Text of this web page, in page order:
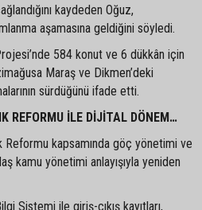
kaydeden Oğuz,
aşamasına geldiğini söyledi.
584 konut ve 6 dükkân için
Maraş ve Dikmen’deki
sürdüğünü ifade etti.
REFORMU İLE DİJİTAL DÖNEM…
Reformu kapsamında göç yönetimi ve
kamu yönetimi anlayışıyla yeniden
Sistemi ile giriş-çıkış kayıtları,